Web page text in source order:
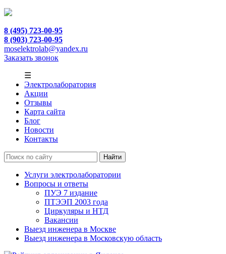
8 (495) 723-00-95
8 (903) 723-00-95
moselektrolab@yandex.ru
Заказать звонок
☰
Электролаборатория
Акции
Отзывы
Карта сайта
Блог
Новости
Контакты
Услуги электролаборатории
Вопросы и ответы
ПУЭ 7 издание
ПТЭЭП 2003 года
Циркуляры и НТД
Вакансии
Выезд инженера в Москве
Выезд инженера в Московскую область